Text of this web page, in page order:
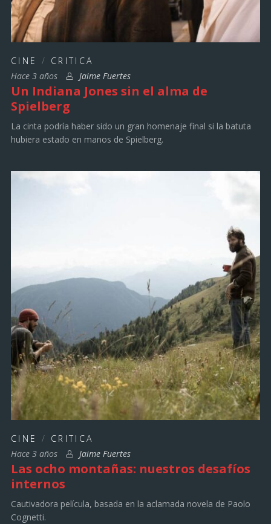
CINE / CRITICA
Hace 3 años
Jaime Fuertes
Un Indiana Jones sin el alma de
Spielberg
La cinta podría haber sido un gran homenaje final si la batuta
hubiera estado en manos de Spielberg.
CINE / CRITICA
Hace 3 años
Jaime Fuertes
Las ocho montañas: nuestros desafíos
internos
Cautivadora película, basada en la aclamada novela de Paolo
Cognetti.